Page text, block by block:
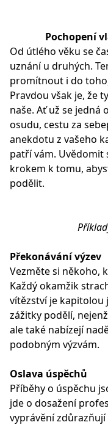
Pochopení
Od útlého věku se
uznání u druhých.
promítnout i do
Pravdou však je, že
naše. Ať už se
osudu, cestu za
anekdotu z vašeho
patří vám.
krokem k tomu,
podělit.
Překonávání výzev
Vezměte si někoho,
Každý okamžik
vítězství je kapitolou
zážitky podělí,
ale také nabízejí
podobným výzvám.
Oslava úspěchů
Příběhy o úspěchu
jde o dosažení
vyprávění